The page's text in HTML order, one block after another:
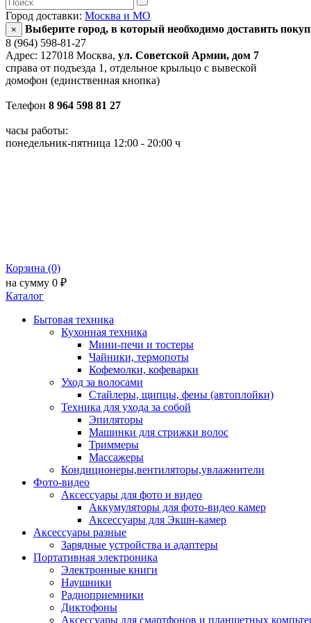
Город доставки: Москва и МО
×
Выберите город, в который необходимо доставить
8 (964) 598-81-27
Адрес: 127018 Москва, ул. Советской Армии, дом 7
справа от подъезда 1, отдельное крыльцо с вывеской
домофон (единственная кнопка)
Телефон 8 964 598 81 27
часы работы:
понедельник-пятница 12:00 - 20:00 ч
Корзина (0)
на сумму 0 ₽
Каталог
Бытовая техника
Кухонная техника
Мини-печи и тостеры
Чайники, термопоты
Кофемолки, кофеварки
Уход за волосами
Стайлеры, щипцы, фены (автоплойки)
Техника для ухода за собой
Эпиляторы
Машинки для стрижки волос
Триммеры
Массажеры
Кондиционеры,вентиляторы,увлажнители
Фото-видео
Аксессуары для фото и видео
Аккумуляторы для фото-видео камер
Аксессуары для Экшн-камер
Аксессуары разные
Зарядные устройства и адаптеры
Портативная электроника
Электронные книги
Наушники
Радиоприемники
Диктофоны
Аксессуары для смартфонов и планшетных